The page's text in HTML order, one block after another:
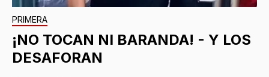
PRIMERA
¡NO TOCAN NI BARANDA! - Y LOS
DESAFORAN